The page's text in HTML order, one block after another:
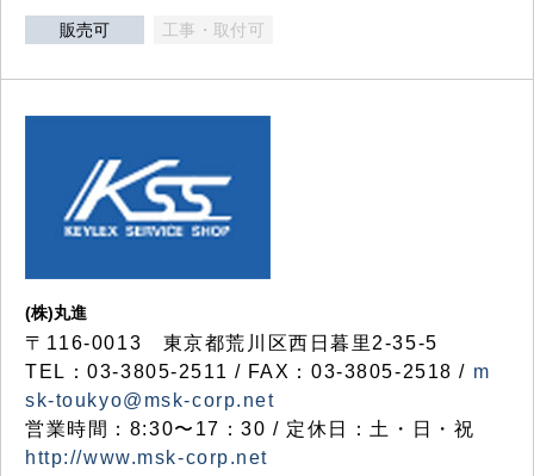
販売可 工事・取付可
(株)丸進
〒116-0013 東京都荒川区西日暮里2-35-5
TEL：03-3805-2511 / FAX：03-3805-2518 / m
sk-toukyo@msk-corp.net
営業時間：8:30〜17：30 / 定休日：土・日・祝
http://www.msk-corp.net